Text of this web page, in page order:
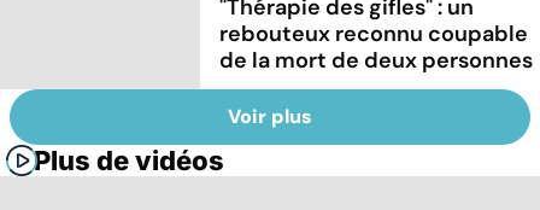
"Thérapie des gifles" : un
rebouteux reconnu coupable
de la mort de deux personnes
Voir plus
Plus de vidéos